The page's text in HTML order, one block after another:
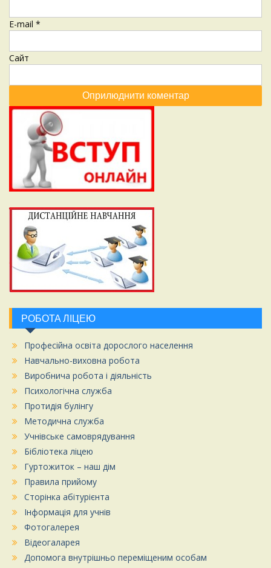
E-mail *
Сайт
РОБОТА ЛІЦЕЮ
Професійна освіта дорослого населення
Навчально-виховна робота
Виробнича робота і діяльність
Психологічна служба
Протидія булінгу
Методична служба
Учнівське самоврядування
Бібліотека ліцею
Гуртожиток – наш дім
Правила прийому
Сторінка абітурієнта
Інформація для учнів
Фотогалерея
Відеогаларея
Допомога внутрішньо переміщеним особам